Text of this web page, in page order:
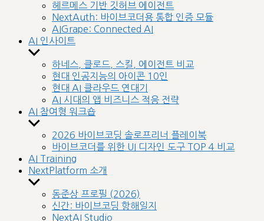
헤르메스 기반 깃허브 에이전트
NextAuth: 바이브코더용 통합 인증 모듈
AIGrape: Connected AI
AI 인사이트
Show
sub
menu
하네스, 클로드, 스킬, 에이전트 비교
현대 인공지능의 아이콘 10인
현대 AI 클라우드 연대기
AI 시대의 앱 비즈니스 적응 전략
AI 참여형 워크숍
Show
sub
menu
2026 바이브코딩 솔로프리너 플레이북
바이브코더를 위한 UI 디자인 도구 TOP 4 비교
AI Training
NextPlatform 소개
Show
sub
menu
동준상 프로필 (2026)
신간: 바이브코딩 항해일지
NextAI Studio